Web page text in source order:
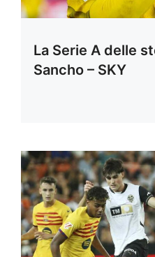
La Serie A delle
Sancho – SKY